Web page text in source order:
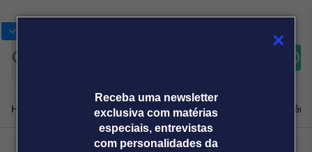
Receba uma newsletter
exclusiva com matérias
especiais, entrevistas
com personalidades da
Home Produtos e soluçõesNotíciasBlogWeekend